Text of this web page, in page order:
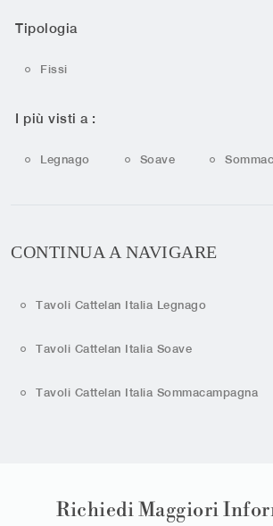
Tipologia
Fissi
I più visti a :
Legnago Soave
CONTINUA A NAVIGARE
Tavoli Cattelan Italia Legnago
Tavoli Cattelan Italia Soave
Tavoli Cattelan Italia Sommacampagna
Richiedi Maggiori